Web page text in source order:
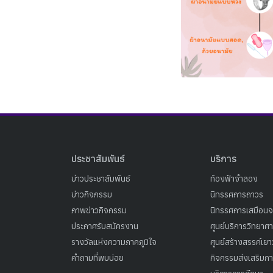
ประชาสัมพันธ์
ข่าวประชาสัมพันธ์
ข่าวกิจกรรม
ภาพข่าวกิจกรรม
ประกาศรับสมัครงาน
รางวัลแห่งความภาคภูมิใจ
คำถามที่พบบ่อย
บริการ
ท้องฟ้าจำลอง
นิทรรศการถาวร
นิทรรศการเสมือน
ศูนย์บริการวิทยาศ
ศูนย์สร้างสรรค์เย
กิจกรรมส่งเสริมก